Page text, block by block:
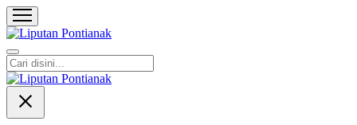
Liputan Pontianak
Berita Terkini dan TerUpdate